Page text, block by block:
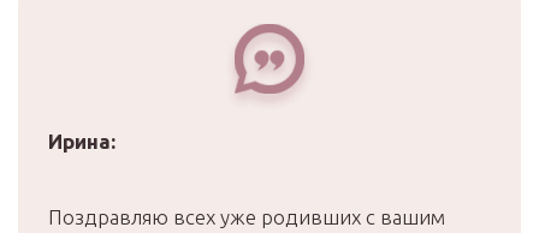
Ирина:
Поздравляю всех уже родивших с вашим